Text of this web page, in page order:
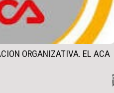
ORGANIZATIVA. EL ACA